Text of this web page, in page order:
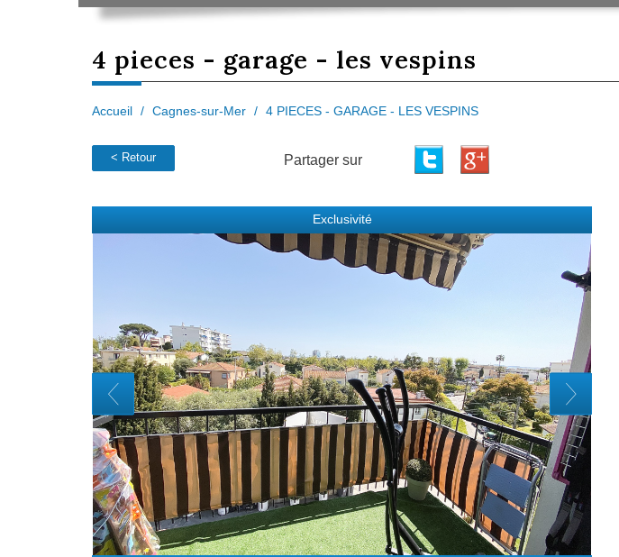
4 pieces - garage - les vespins
Accueil Cagnes-sur-Mer 4 PIECES - GARAGE - LES VESPINS
< Retour Partager sur
Exclusivité